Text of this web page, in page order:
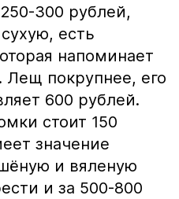
300 рублей,
есть
напоминает
Лещ покрупнее, его
600 рублей.
стоит 150
значение
и вяленую
и за 500-800